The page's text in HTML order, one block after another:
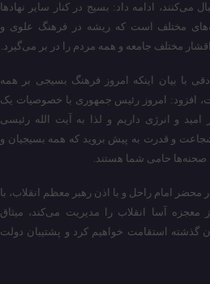
می‌کنند، ادامه داد: بسیج در کنار سایر نهاد‌ها
مختلف است که ریشه در فرهنگ علوی و
مختلف جامعه و همه مردم را در بر می‌گیرد.
با بیان اینکه امروز فرهنگ بسیجی بر همه
افزود: امروز رئیس جمهوری با خصوصیات یک
و انرژی داریم و لذا به آیت الله رئیسی
و قدرت به پیش بروید که همه بسیجیان و
صحنه‌ها حامی شما هستند.
محضر امام راحل و با اذن رهبر معظم انقلاب، با
معجزه آسا انقلاب را مدیریت می‌کند، میثاق
گذشته استقامت خواهیم کرد و پشتیبان دولت